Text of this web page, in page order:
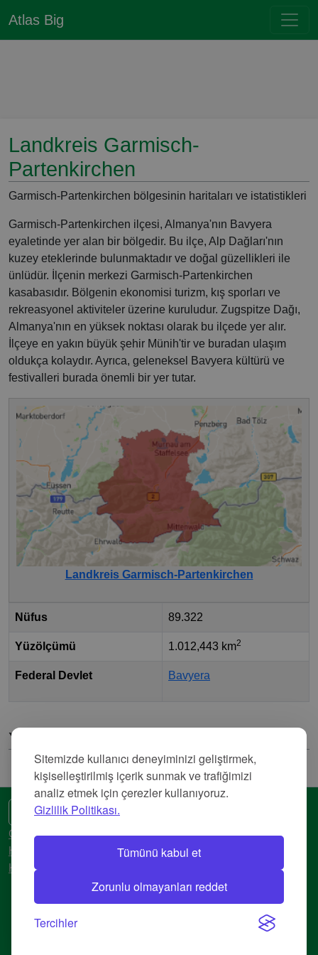
Sitemizde kullanıcı deneyiminizi geliştirmek,
kişiselleştirilmiş içerik sunmak ve trafiğimizi
analiz etmek için çerezler kullanıyoruz.
Gizlilik Politikası.
Tümünü kabul et
Zorunlu olmayanları reddet
Tercihler
Atlas Big
Landkreis Garmisch-
Partenkirchen
Garmisch-Partenkirchen bölgesinin haritaları ve istatistikleri
Garmisch-Partenkirchen ilçesi, Almanya'nın Bavyera
eyaletinde yer alan bir bölgedir. Bu ilçe, Alp Dağları'nın
kuzey eteklerinde bulunmaktadır ve doğal güzellikleri ile
ünlüdür. İlçenin merkezi Garmisch-Partenkirchen
kasabasıdır. Bölgenin ekonomisi turizm, kış sporları ve
rekreasyonel aktiviteler üzerine kuruludur. Zugspitze Dağı,
Almanya'nın en yüksek noktası olarak bu ilçede yer alır.
İlçeye en yakın büyük şehir Münih'tir ve buradan ulaşım
oldukça kolaydır. Ayrıca, geleneksel Bavyera kültürü ve
festivalleri burada önemli bir yer tutar.
Landkreis Garmisch-Partenkirchen
Nüfus 89.322
Yüzölçümü 1.012,443 km2
Federal Devlet Bavyera
Yorumlar
🌍 Başka bir dil
Gizlilik Politikası
Hizmet Şartları
Künye
© 2018-2026 AtlasBig.com